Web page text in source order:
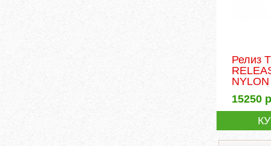
Релиз
NYLON
15250